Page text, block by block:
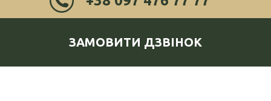
ЗАМОВИТИ ДЗВІНОК